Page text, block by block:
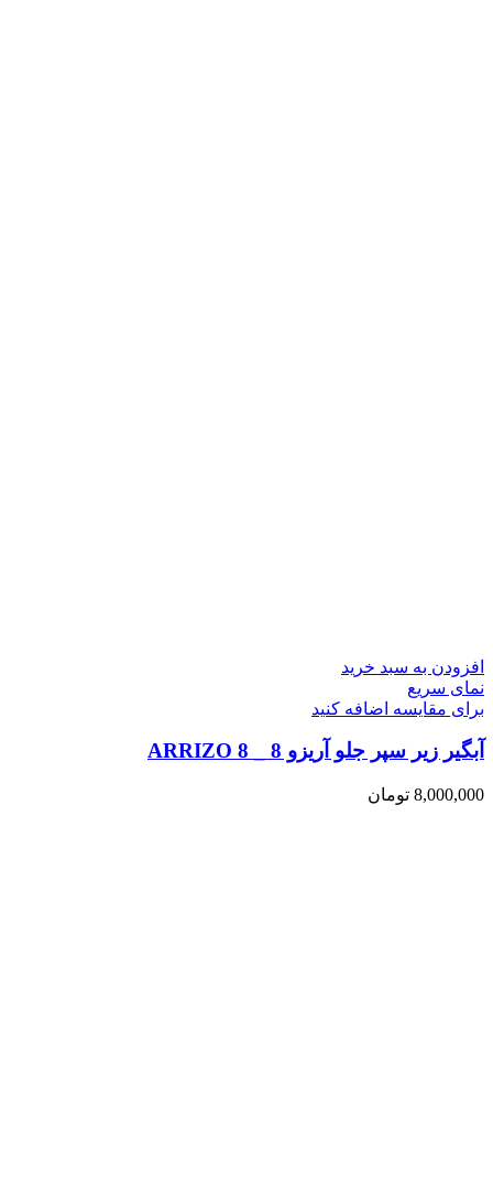
افزودن به سبد خرید
نمای سریع
برای مقایسه اضافه کنید
آبگیر زیر سپر جلو آریزو 8 _ ARRIZO 8
8,000,000 تومان